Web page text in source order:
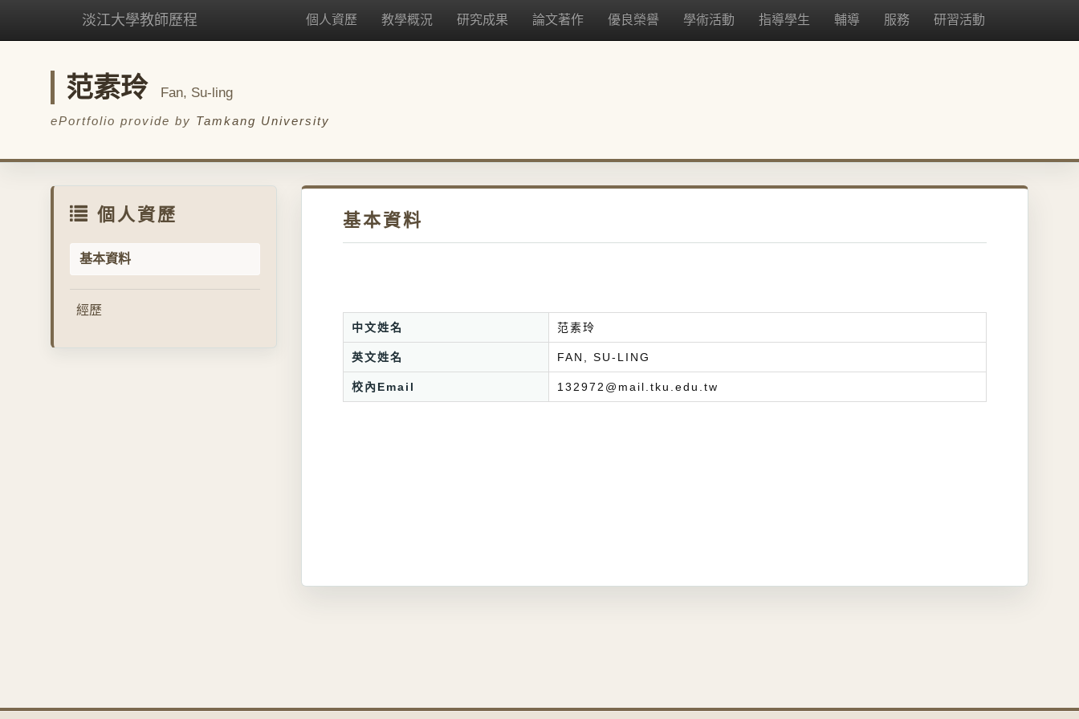
淡江大學教師歷程 個人資歷 教學概況 研究成果 論文著作 優良榮譽 學術活動 指導學生 輔導 服務 研習活動
范素玲 Fan, Su-ling
ePortfolio provide by Tamkang University
個人資歷
基本資料
經歷
基本資料
中文姓名 范素玲
英文姓名 FAN, SU-LING
校內Email 132972@mail.tku.edu.tw